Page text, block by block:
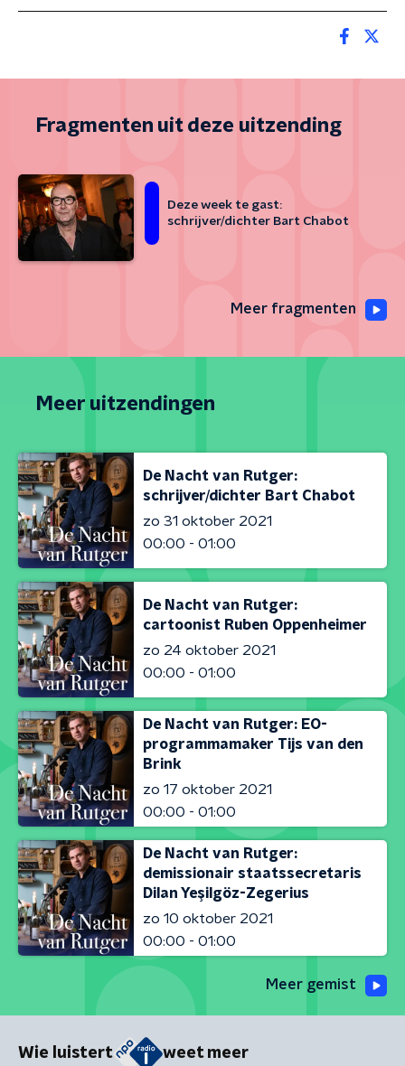
Fragmenten uit deze uitzending
Deze week te gast:
schrijver/dichter Bart Chabot
Meer fragmenten
Meer uitzendingen
De Nacht van Rutger:
schrijver/dichter Bart Chabot
zo 31 oktober 2021
00:00 - 01:00
De Nacht van Rutger:
cartoonist Ruben Oppenheimer
zo 24 oktober 2021
00:00 - 01:00
De Nacht van Rutger: EO-
programmamaker Tijs van den
Brink
zo 17 oktober 2021
00:00 - 01:00
De Nacht van Rutger:
demissionair staatssecretaris
Dilan Yeşilgöz-Zegerius
zo 10 oktober 2021
00:00 - 01:00
Meer gemist
Wie luistert weet meer